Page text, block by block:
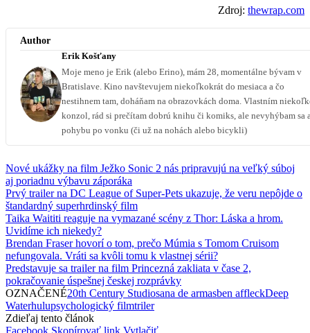
Zdroj: thewrap.com
Author
Erik Košťany
Moje meno je Erik (alebo Erino), mám 28, momentálne bývam v
Bratislave. Kino navštevujem niekoľkokrát do mesiaca a čo
nestihnem tam, doháňam na obrazovkách doma. Vlastním
konzol, rád si prečítam dobrú knihu či komiks, ale nevyhýbam sa
pohybu po vonku (či už na nohách alebo bicykli)
Nové ukážky na film Ježko Sonic 2 nás pripravujú na veľký súboj
aj poriadnu výbavu záporáka
Prvý trailer na DC League of Super-Pets ukazuje, že veru nepôjde o
štandardný superhrdinský film
Taika Waititi reaguje na vymazané scény z Thor: Láska a hrom.
Uvidíme ich niekedy?
Brendan Fraser hovorí o tom, prečo Múmia s Tomom Cruisom
nefungovala. Vráti sa kvôli tomu k vlastnej sérii?
Predstavuje sa trailer na film Princezná zakliata v čase 2,
pokračovanie úspešnej českej rozprávky
OZNAČENÉ20th Century Studiosana de armasben affleckDeep
Waterhulupsychologický filmtriler
Zdieľaj tento článok
Facebook Skopírovať link Vytlačiť